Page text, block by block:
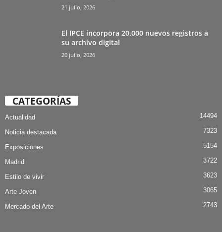
21 julio, 2026
El IPCE incorpora 20.000 nuevos registros a
su archivo digital
20 julio, 2026
CATEGORÍAS
Actualidad 14494
Noticia destacada 7323
Exposiciones 5154
Madrid 3722
Estilo de vivir 3623
Arte Joven 3065
Mercado del Arte 2743